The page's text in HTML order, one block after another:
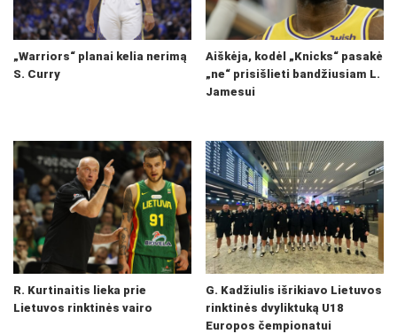
„Warriors“ planai kelia nerimą
S. Curry
Aiškėja, kodėl „Knicks“ pasakė
„ne“ prisišlieti bandžiusiam L.
Jamesui
R. Kurtinaitis lieka prie
Lietuvos rinktinės vairo
G. Kadžiulis išrikiavo Lietuvos
rinktinės dvyliktuką U18
Europos čempionatui